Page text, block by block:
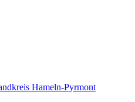
Hameln-Pyrmont